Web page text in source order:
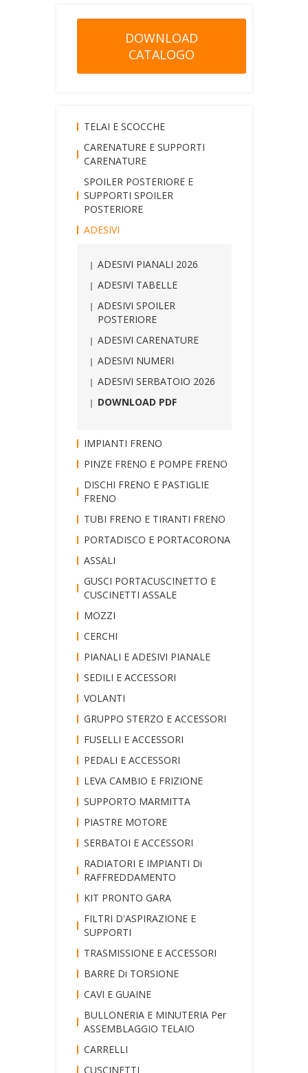
DOWNLOAD
CATALOGO
TELAI E SCOCCHE
CARENATURE E SUPPORTI
CARENATURE
SPOILER POSTERIORE E
SUPPORTI SPOILER
POSTERIORE
ADESIVI
ADESIVI PIANALI 2026
ADESIVI TABELLE
ADESIVI SPOILER
POSTERIORE
ADESIVI CARENATURE
ADESIVI NUMERI
ADESIVI SERBATOIO 2026
DOWNLOAD PDF
IMPIANTI FRENO
PINZE FRENO E POMPE FRENO
DISCHI FRENO E PASTIGLIE
FRENO
TUBI FRENO E TIRANTI FRENO
PORTADISCO E PORTACORONA
ASSALI
GUSCI PORTACUSCINETTO E
CUSCINETTI ASSALE
MOZZI
CERCHI
PIANALI E ADESIVI PIANALE
SEDILI E ACCESSORI
VOLANTI
GRUPPO STERZO E ACCESSORI
FUSELLI E ACCESSORI
PEDALI E ACCESSORI
LEVA CAMBIO E FRIZIONE
SUPPORTO MARMITTA
PIASTRE MOTORE
SERBATOI E ACCESSORI
RADIATORI E IMPIANTI Di
RAFFREDDAMENTO
KIT PRONTO GARA
FILTRI D'ASPIRAZIONE E
SUPPORTI
TRASMISSIONE E ACCESSORI
BARRE Di TORSIONE
CAVI E GUAINE
BULLONERIA E MINUTERIA Per
ASSEMBLAGGIO TELAIO
CARRELLI
CUSCINETTI